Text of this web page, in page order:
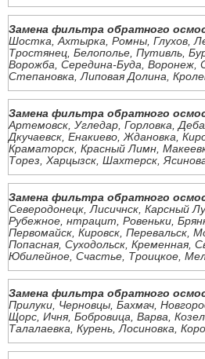
Замена фильтра обратного
Шостка, Ахтырка, Ромны, Глухов,
Тростянец, Белополье, Путивль,
Ворожба, Середина-Буда, Воронеж,
Степановка, Липовая Долина,
Замена фильтра обратного
Артемовск, Угледар, Горловка,
Дкучаевск, Енакиево, Ждановка,
Краматорск, Красный Лимн,
Торез, Харцызск, Шахтерск,
Замена фильтра обратного
Северодонецк, Лисичнск, Карсный
Рубежное, нтрацит, Ровеньки,
Первомайск, Кировск, Перевальск,
Попасная, Суходольск, Кременная,
Юбилейное, Счастье, Троицкое,
Замена фильтра обратного
Прилуки, Черновцы, Бахмач,
Щорс, Ичня, Бобровица, Варва,
Талалаевка, Курень, Лосиновка,